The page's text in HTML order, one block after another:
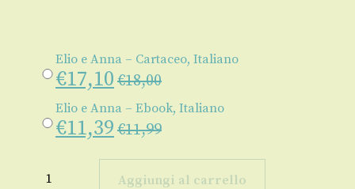
Elio e Anna – Cartaceo, Italiano
€17,10 €18,00
Elio e Anna – Ebook, Italiano
€11,39 €11,99
Aggiungi al carrello